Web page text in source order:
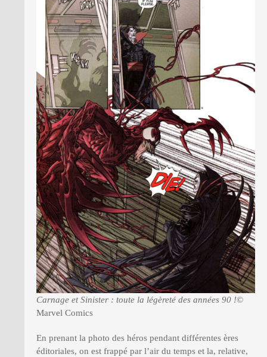
Carnage et Sinister : toute la légèreté des années 90 !©
Marvel Comics
En prenant la photo des héros pendant différentes ères
éditoriales, on est frappé par l’air du temps et la, relative,